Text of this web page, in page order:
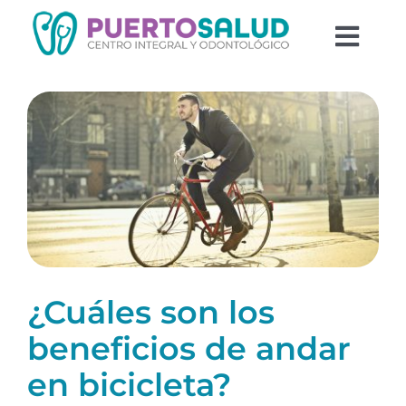
Saltar
Odontología
Psicología
Blog
¿Cuáles son los
beneficios de andar
en bicicleta?